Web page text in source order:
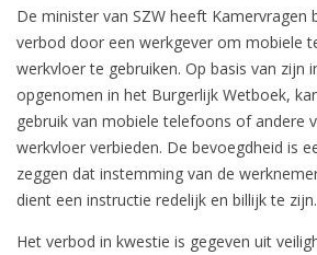
De minister van SZW heeft
verbod door een werkgever om mobiele
werkvloer te gebruiken. Op basis van zijn
opgenomen in het Burgerlijk Wetboek,
gebruik van mobiele telefoons of andere
werkvloer verbieden. De bevoegdheid is
zeggen dat instemming van de
dient een instructie redelijk en billijk te zijn.
Het verbod in kwestie is gegeven uit